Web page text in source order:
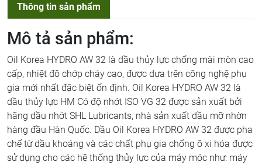
Thông tin sản phẩm
Mô tả sản phẩm:
Oil Korea HYDRO AW 32 là dầu thủy lực chống mài mòn cao
cấp, nhiệt độ chớp cháy cao, được dựa trên công nghệ phụ
gia mới nhất đặc biệt ổn định. Oil Korea HYDRO AW 32 là
dầu thủy lực HM Có độ nhớt ISO VG 32 được sản xuất bởi
hãng dầu nhớt SHL Lubricants, nhà sản xuất dầu mỡ nhờn
hàng đầu Hàn Quốc. Dầu Oil Korea HYDRO AW 32 được pha
chế từ dầu khoáng và các chất phụ gia chống ô xi hóa được
sử dụng cho các hệ thống thủy lực của máy móc như: máy